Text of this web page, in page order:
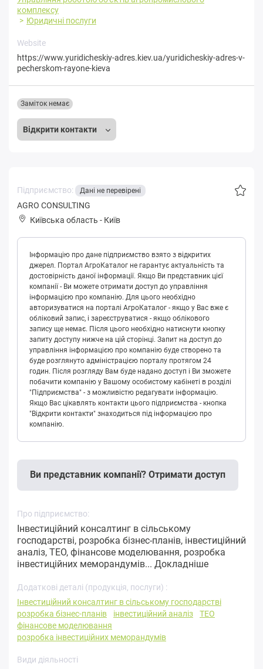
комплексу
Юридичні послуги
Website
https://www.yuridicheskiy-adres.kiev.ua/yuridicheskiy-adres-v-
pecherskom-rayone-kieva
Відкрити контакти
Заміток немає
Підприємство: Дані не перевірені
AGRO СONSULTING
Київська область - Київ
Інформацію про дане підприємство взято з відкритих
джерел. Портал АгроКаталог не гарантує актуальність та
достовірність даної інформації. Якщо Ви представник цієї
компанії - Ви можете отримати доступ до управління
інформацією про компанію. Для цього необхідно
авторизуватися на порталі АгроКаталог - якщо у Вас вже є
обліковий запис, і зареєструватися - якщо облікового
запису ще немає. Після цього необхідно натиснути кнопку
запиту доступу нижче на цій сторінці. Запит на доступ до
управління інформацією про компанію буде створено та
буде розглянуто адміністрацією порталу протягом 24
годин. Після розгляду Вам буде надано доступ і Ви зможете
побачити компанію у Вашому особистому кабінеті в розділі
"Підприємства" - з можливістю редагувати інформацію.
Якщо Вас цікавлять контакти цього підприємства - кнопка
"Відкрити контакти" знаходиться під інформацією про
компанію.
Ви представник компанії? Отримати доступ
Про підприємство:
Інвестиційний консалтинг в сільському
господарстві, розробка бізнес-планів, інвестиційний
аналіз, ТЕО, фінансове моделювання, розробка
інвестиційних меморандумів... Докладніше
Додаткові деталі (продукція, послуги) :
Інвестиційний консалтинг в сільському господарстві
розробка бізнес-планів
інвестиційний аналіз
ТЕО
фінансове моделювання
розробка інвестиційних меморандумів
Види діяльності